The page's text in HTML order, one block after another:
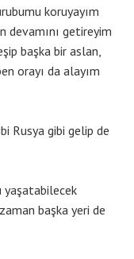
koruyayım
devamını getireyim
başka bir aslan,
orayı da alayım
Rusya gibi gelip de
yaşatabilecek
başka yeri de